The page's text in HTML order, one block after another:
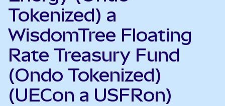
Tokenized) a
WisdomTree Floating
Rate Treasury Fund
(Ondo Tokenized)
(UECon a USFRon)